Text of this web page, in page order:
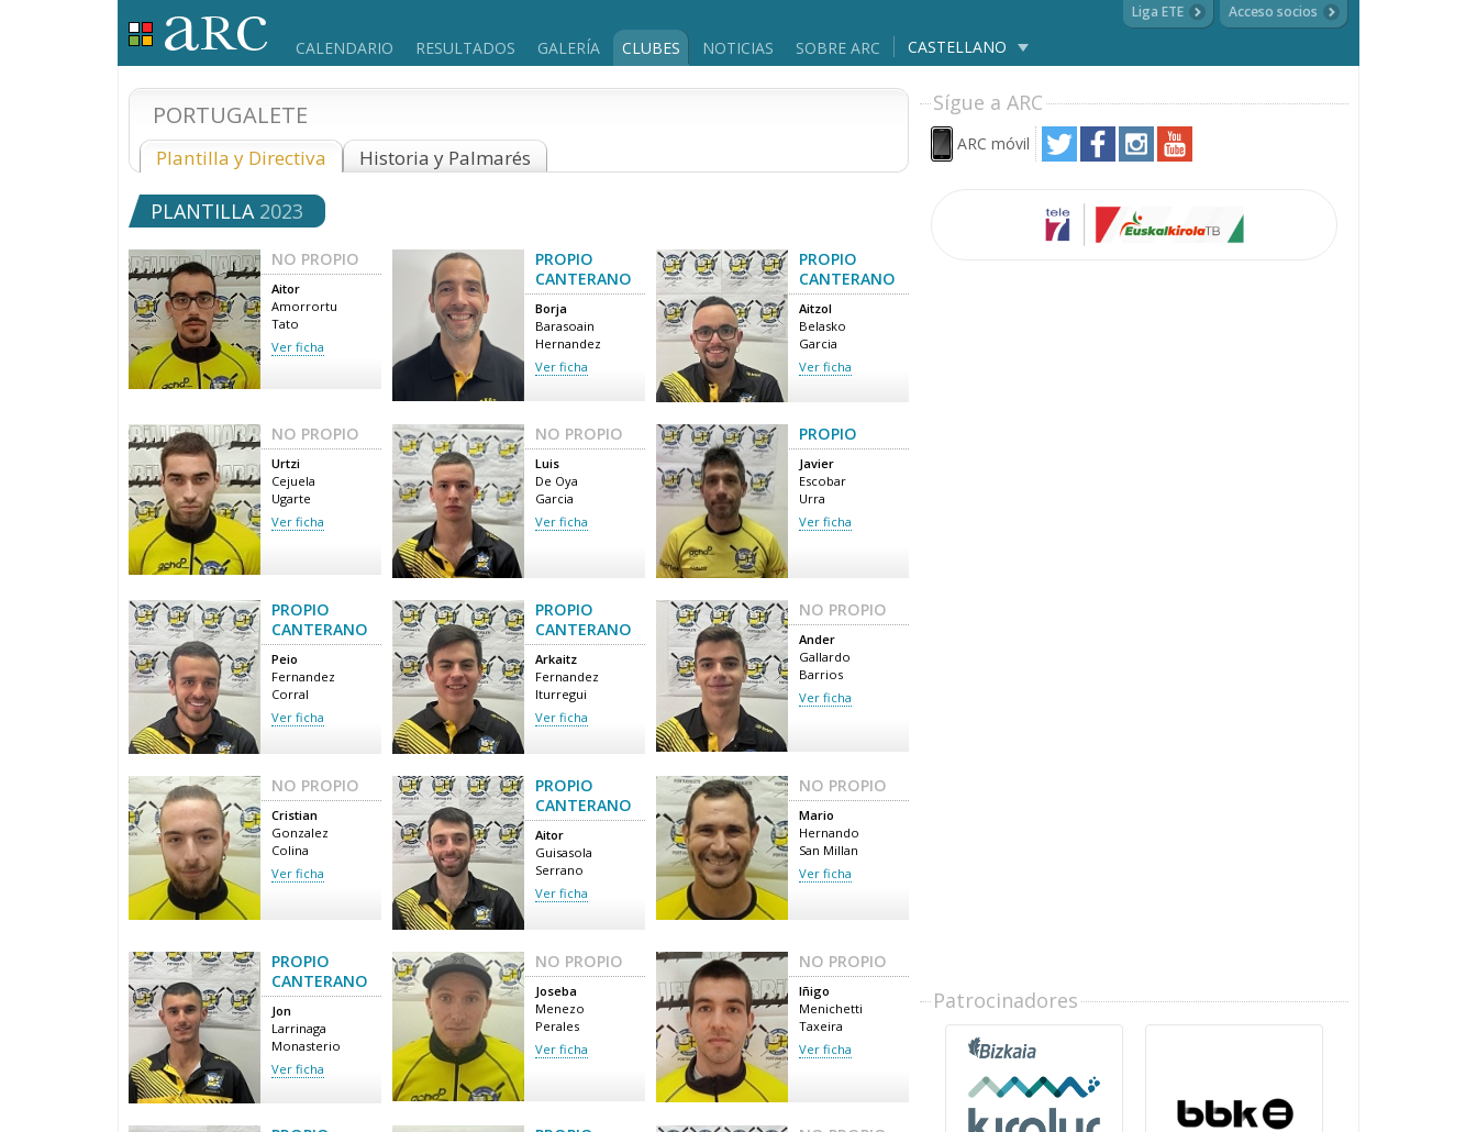
CALENDARIO RESULTADOS GALERÍA CLUBES NOTICIAS SOBRE ARC CASTELLANO
Liga ETE Acceso socios
PORTUGALETE
Plantilla y Directiva Historia y Palmarés
PLANTILLA 2023
NO PROPIO
Aitor
Amorrortu
Tato
Ver ficha
PROPIO
CANTERANO
Borja
Barasoain
Hernandez
Ver ficha
PROPIO
CANTERANO
Aitzol
Belasko
Garcia
Ver ficha
NO PROPIO
Urtzi
Cejuela
Ugarte
Ver ficha
NO PROPIO
Luis
De Oya
Garcia
Ver ficha
PROPIO
Javier
Escobar
Urra
Ver ficha
PROPIO
CANTERANO
Peio
Fernandez
Corral
Ver ficha
PROPIO
CANTERANO
Arkaitz
Fernandez
Iturregui
Ver ficha
NO PROPIO
Ander
Gallardo
Barrios
Ver ficha
NO PROPIO
Cristian
Gonzalez
Colina
Ver ficha
PROPIO
CANTERANO
Aitor
Guisasola
Serrano
Ver ficha
NO PROPIO
Mario
Hernando
San Millan
Ver ficha
PROPIO
CANTERANO
Jon
Larrinaga
Monasterio
Ver ficha
NO PROPIO
Joseba
Menezo
Perales
Ver ficha
NO PROPIO
Iñigo
Menichetti
Taxeira
Ver ficha
Sígue a ARC
ARC móvil
Patrocinadores